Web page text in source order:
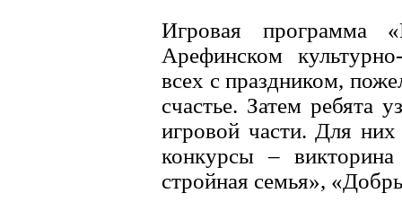
Игровая программа
Арефинском
всех с праздником,
счастье. Затем ребята
игровой части. Для
конкурсы –
стройная семья»,